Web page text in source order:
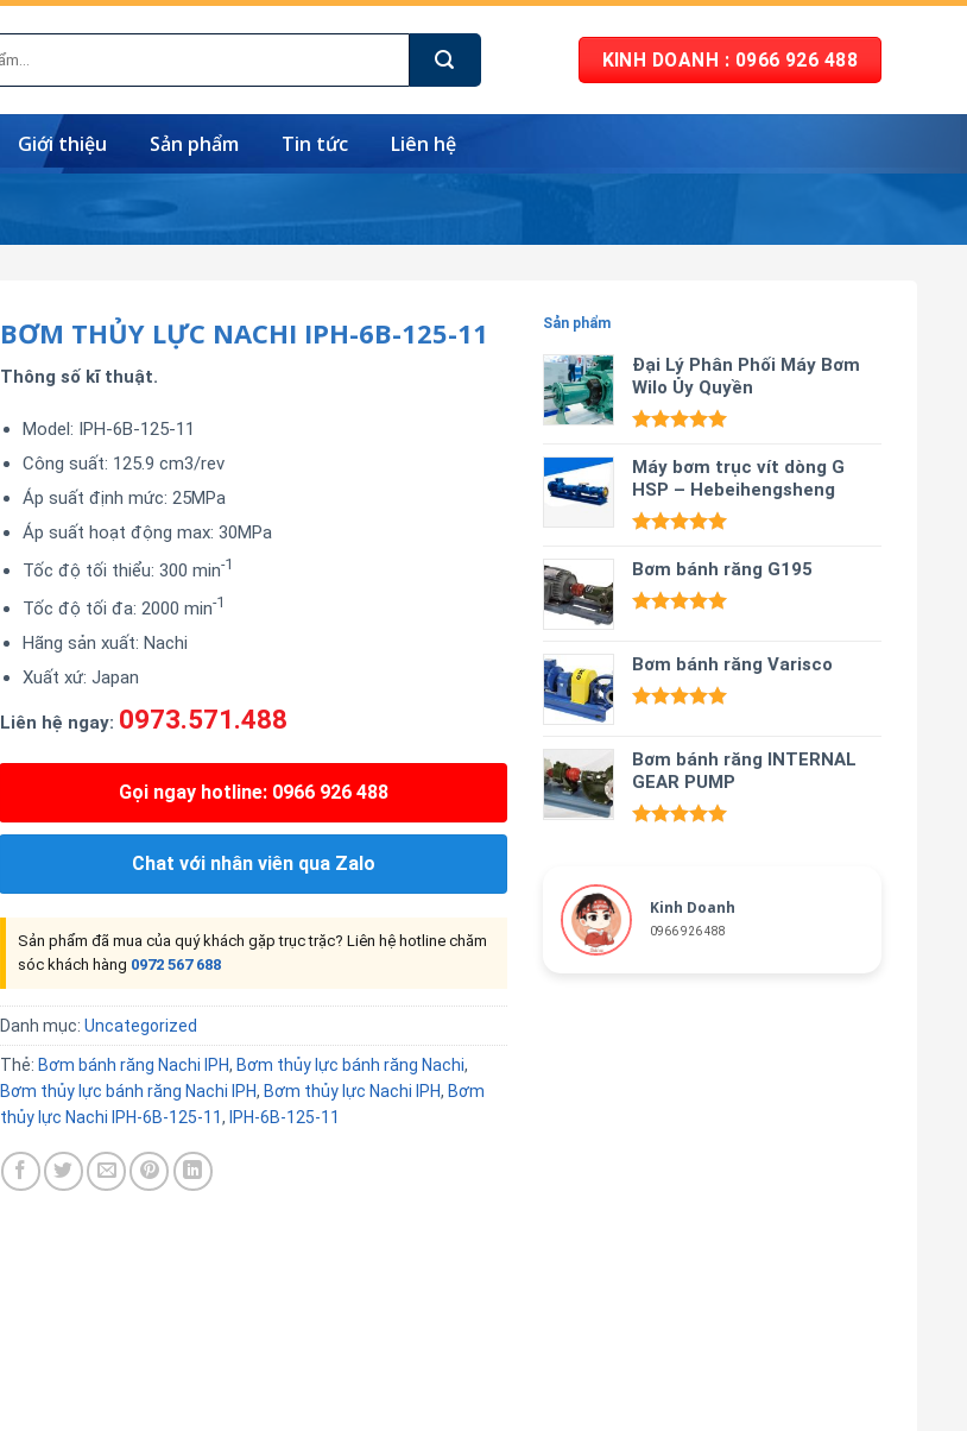
KINH DOANH : 0966 926 488
Giới thiệu Sản phẩm Tin tức Liên hệ
Sản phẩm
Đại Lý Phân Phối Máy Bơm
Wilo Ủy Quyền
hạng5.00
5 sao
Máy bơm trục vít dòng G
HSP – Hebeihengsheng
hạng5.00
5 sao
Bơm bánh răng G195
5 sao
Bơm bánh răng Varisco
5 sao
Bơm bánh răng INTERNAL
GEAR PUMP
Kinh Doanh
0966 926 488
BƠM THỦY LỰC NACHI IPH-6B-125-11
Thông số kĩ thuật.
Model: IPH-6B-125-11
Công suất: 125.9 cm3/rev
Áp suất định mức: 25MPa
Áp suất hoạt động max: 30MPa
Tốc độ tối thiểu: 300 min-1
Tốc độ tối đa: 2000 min-1
Hãng sản xuất: Nachi
Xuất xứ: Japan
Liên hệ ngay: 0973.571.488
Gọi ngay hotline: 0966 926 488
Chat với nhân viên qua Zalo
Sản phẩm đã mua của quý khách gặp trục trặc? Liên hệ hotline chăm
sóc khách hàng 0972 567 688
Danh mục: Uncategorized
Thẻ: Bơm bánh răng Nachi IPH, Bơm thủy lực bánh răng Nachi,
Bơm thủy lực bánh răng Nachi IPH, Bơm thủy lực Nachi IPH, Bơm
thủy lực Nachi IPH-6B-125-11, IPH-6B-125-11